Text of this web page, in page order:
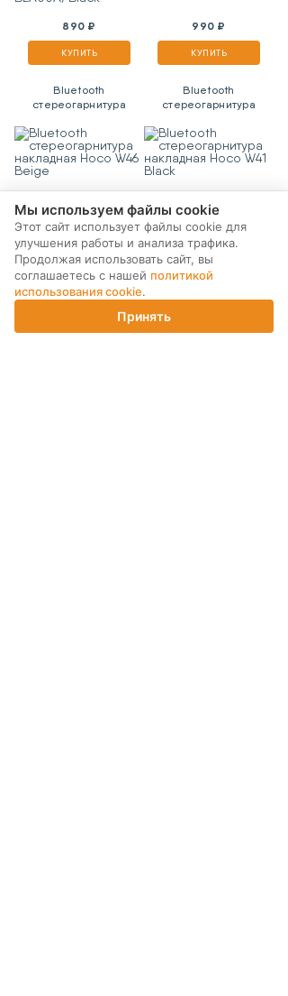
890 ₽
КУПИТЬ
990 ₽
КУПИТЬ
Bluetooth
стереогарнитура
Beige
КУПИТЬ
Bluetooth
стереогарнитура
Black
КУПИТЬ
Bluetooth
моногарнитура Olmio
BTH-05 (039340)
Bluetooth
стереогарнитура Hoco
Корзина
Мы используем файлы cookie
Этот сайт использует файлы cookie для
улучшения работы и анализа трафика.
Продолжая использовать сайт, вы
соглашаетесь с нашей политикой
использования cookie.
Принять